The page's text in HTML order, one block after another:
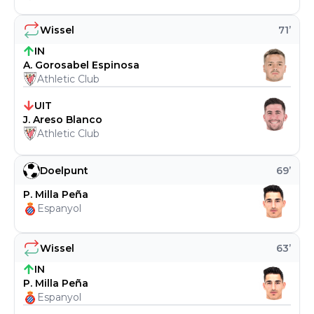
Wissel 63’
IN
P. Milla Peña
Espanyol
Doelpunt 69’
P. Milla Peña
Espanyol
Wissel 71’
IN
A. Gorosabel Espinosa
Athletic Club
UIT
J. Areso Blanco
Athletic Club